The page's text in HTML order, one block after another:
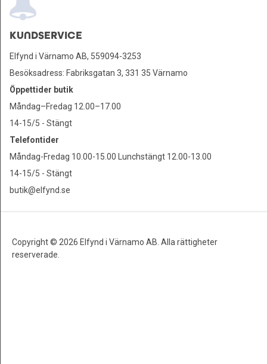
KUNDSERVICE
Elfynd i Värnamo AB, 559094-3253
Besöksadress: Fabriksgatan 3, 331 35 Värnamo
Öppettider butik
Måndag–Fredag 12.00–17.00
14-15/5 - Stängt
Telefontider
Måndag-Fredag 10.00-15.00 Lunchstängt 12.00-13.00
14-15/5 - Stängt
butik@elfynd.se
Copyright © 2026 Elfynd i Värnamo AB. Alla rättigheter
reserverade.